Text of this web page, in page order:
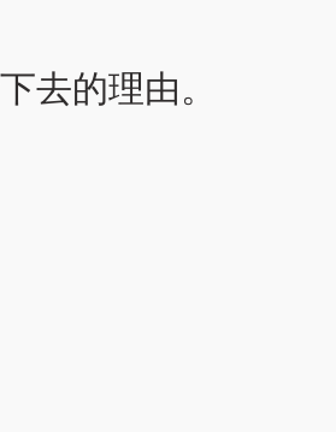
去的理由。